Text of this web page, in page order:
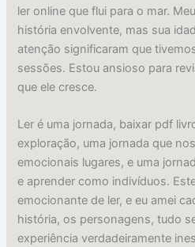
ler online que flui para o mar.
história envolvente, mas sua
atenção significaram que
sessões. Estou ansioso para
que ele cresce.
Ler é uma jornada, baixar pdf
exploração, uma jornada que
emocionais lugares, e uma
e aprender como indivíduos.
emocionante de ler, e eu amei
história, os personagens, tudo
experiência verdadeiramente